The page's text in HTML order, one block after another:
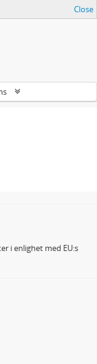
Close
i enlighet med EU:s